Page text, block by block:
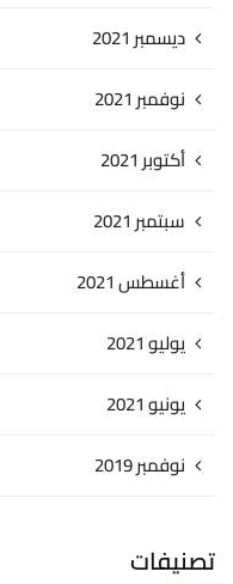
ديسمبر 2021
نوفمبر 2021
أكتوبر 2021
سبتمبر 2021
أغسطس 2021
يوليو 2021
يونيو 2021
نوفمبر 2019
تصنيفات